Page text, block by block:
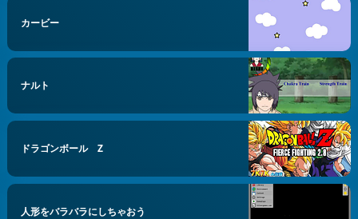
カービー
ナルト
ドラゴンボール Z
人形をバラバラにしちゃおう